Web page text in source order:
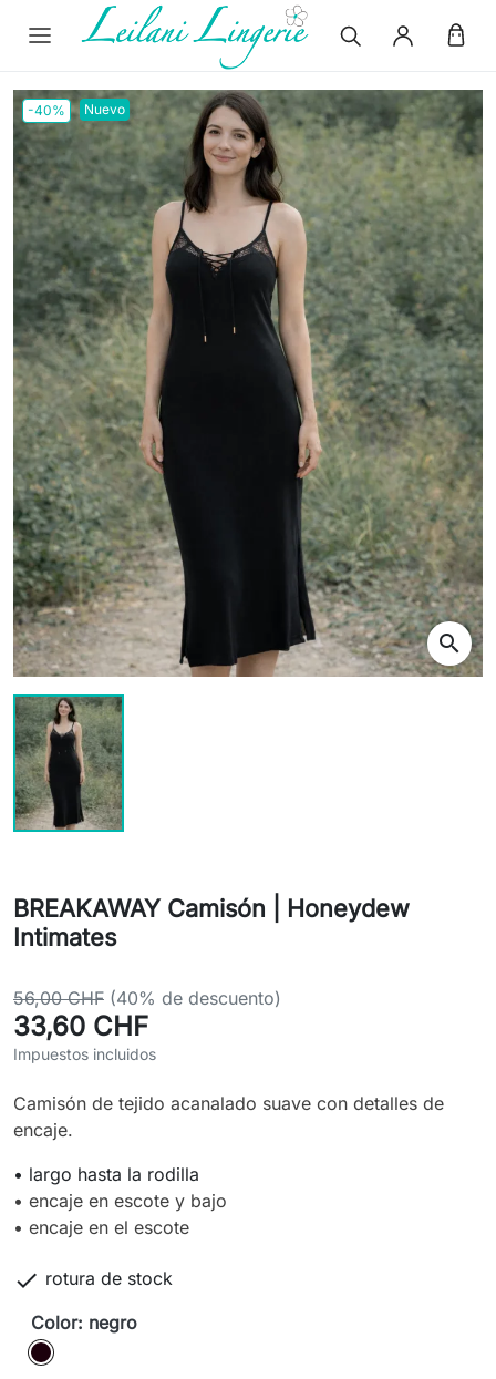
-40% Nuevo
search
BREAKAWAY Camisón | Honeydew
Intimates
56,00 CHF (40% de descuento)
33,60 CHF
Impuestos incluidos
Camisón de tejido acanalado suave con detalles de
encaje.
• largo hasta la rodilla
• encaje en escote y bajo
• encaje en el escote
 rotura de stock
Color: negro
negro